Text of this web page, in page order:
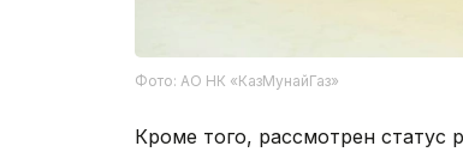
Фото: АО НК «КазМунайГаз»
Кроме того, рассмотрен статус